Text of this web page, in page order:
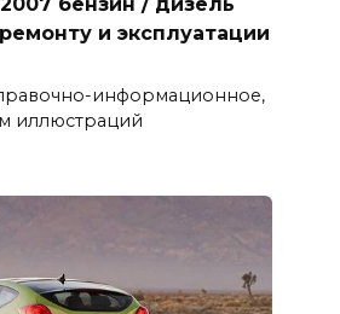
и эксплуатации
информационное,
иллюстраций